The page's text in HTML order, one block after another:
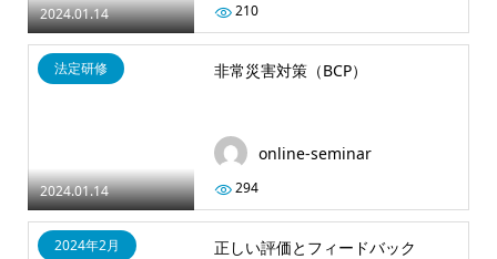
2024.01.14 210
2024.01.14
法定研修 非常災害対策（BCP）
online-seminar
294
2024年2月 正しい評価とフィードバック